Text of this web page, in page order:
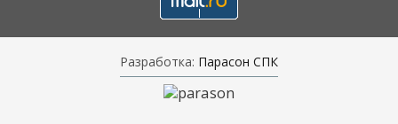
Разработка: Парасон СПК